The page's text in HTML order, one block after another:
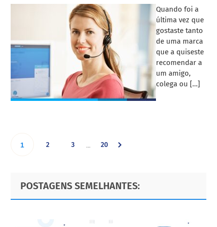
Quando foi a
última vez que
gostaste tanto
de uma marca
que a quiseste
recomendar a
um amigo,
colega ou […]
Go
page
1 Go
page
2 Go
page
3
pages
… Go
page
20
Primary
Sidebar
Footer
POSTAGENS SEMELHANTES: